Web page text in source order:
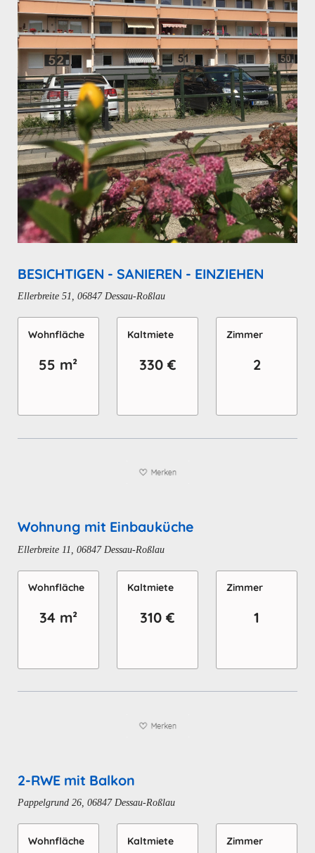
BESICHTIGEN - SANIEREN - EINZIEHEN
Ellerbreite 51, 06847 Dessau-Roßlau
Wohn­fläche
55 m²
Kaltmiete
330 €
Zimmer
2
Wohnung mit Einbauküche
Ellerbreite 11, 06847 Dessau-Roßlau
Wohn­fläche
34 m²
Kaltmiete
310 €
Zimmer
1
2-RWE mit Balkon
Pappelgrund 26, 06847 Dessau-Roßlau
Wohn­fläche Kaltmiete Zimmer